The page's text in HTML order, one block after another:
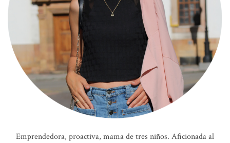
Emprendedora, proactiva, mama de tres niños. Aficionada al